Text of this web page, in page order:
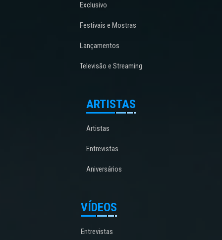
Exclusivo
Festivais e Mostras
Lançamentos
Televisão e Streaming
ARTISTAS
Artistas
Entrevistas
Aniversários
VÍDEOS
Entrevistas